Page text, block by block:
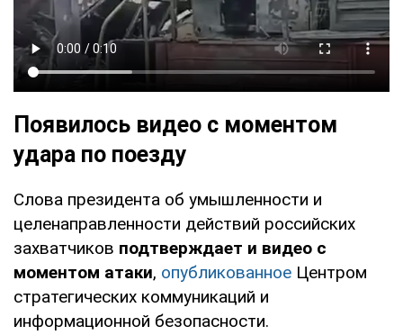
Появилось видео с моментом
удара по поезду
Слова президента об умышленности и
целенаправленности действий российских
захватчиков подтверждает и видео с
моментом атаки, опубликованное Центром
стратегических коммуникаций и
информационной безопасности.